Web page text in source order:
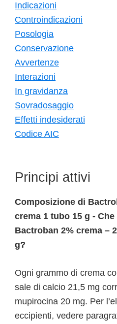
Indicazioni
Controindicazioni
Posologia
Conservazione
Avvertenze
Interazioni
In gravidanza
Sovradosaggio
Effetti indesiderati
Codice AIC
Principi attivi
Composizione di
crema 1 tubo 15 g -
Bactroban 2% crema –
g?
Ogni grammo di crema
sale di calcio 21,5 mg
mupirocina 20 mg. Per
eccipienti, vedere